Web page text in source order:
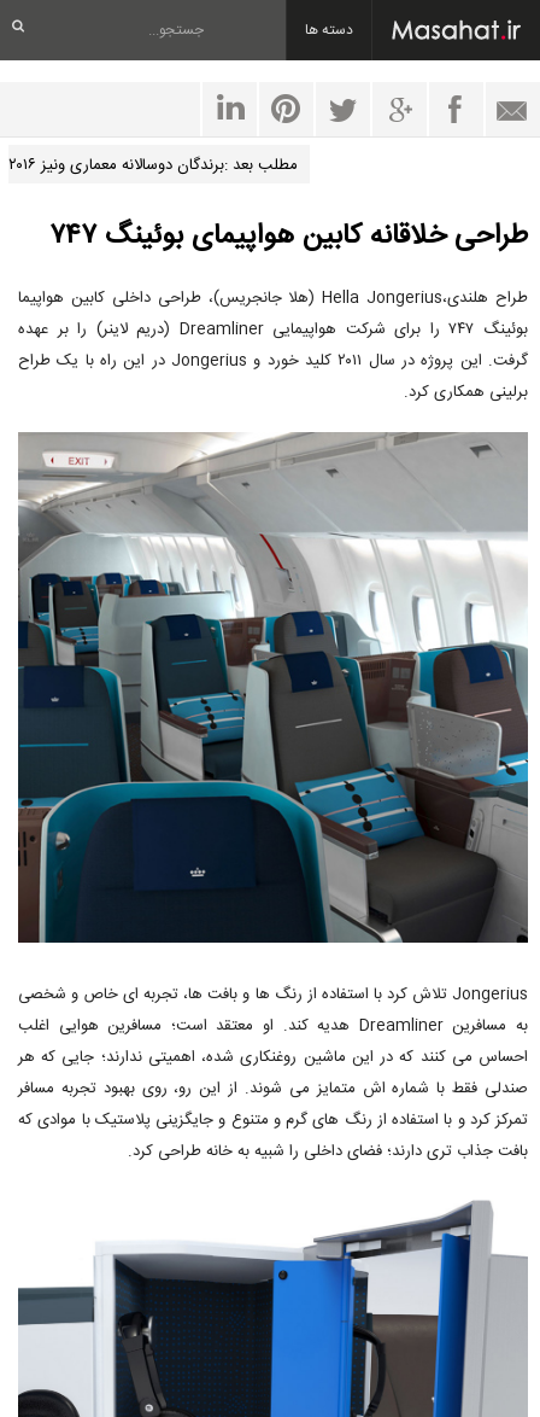
دسته ها
مطلب بعد :برندگان دوسالانه معماری ونیز ۲۰۱۶
طراحی خلاقانه کابین هواپیمای بوئینگ ۷۴۷
طراح هلندی،Hella Jongerius (هلا جانجریس)، طراحی داخلی کابین هواپیما
بوئینگ ۷۴۷ را برای شرکت هواپیمایی Dreamliner (دریم لاینر) را بر عهده
گرفت. این پروژه در سال ۲۰۱۱ کلید خورد و Jongerius در این راه با یک طراح
برلینی همکاری کرد.
Jongerius تلاش کرد با استفاده از رنگ ها و بافت ها، تجربه ای خاص و شخصی
به مسافرین Dreamliner هدیه کند. او معتقد است؛ مسافرین هوایی اغلب
احساس می کنند که در این ماشین روغنکاری شده، اهمیتی ندارند؛ جایی که هر
صندلی فقط با شماره اش متمایز می شوند. از این رو، روی بهبود تجربه مسافر
تمرکز کرد و با استفاده از رنگ های گرم و متنوع و جایگزینی پلاستیک با موادی که
بافت جذاب تری دارند؛ فضای داخلی را شبیه به خانه طراحی کرد.